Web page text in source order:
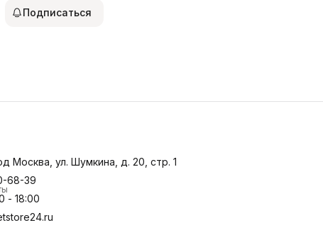
Подписаться
Москва, ул. Шумкина, д. 20, стр. 1
68-39
- 18:00